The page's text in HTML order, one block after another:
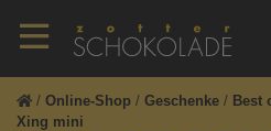
/ Online-Shop / Geschenke / Best
Xing mini